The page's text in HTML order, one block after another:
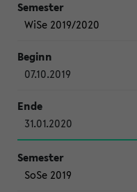
WiSe 2019/2020
07.10.2019
31.01.2020
SoSe 2019